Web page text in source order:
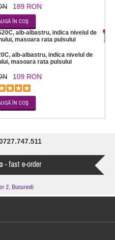
189 RON
alb-albastru, indica nivelul de
masoara rata pulsului
109 RON
- fast e-order
2, Bucuresti